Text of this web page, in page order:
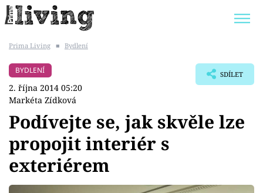
BYDLENÍ SLAVNÝCH
Témata
Bydlení
Prima Living ■ Bydlení
BYDLENÍ
2. října 2014 05:20
Markéta Zídková
SDÍLET
Podívejte se, jak skvěle lze
propojit interiér s
exteriérem